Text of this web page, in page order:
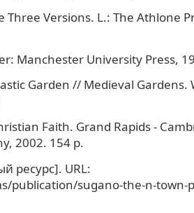
Three Versions. L.: The Athlone
Manchester University Press,
Garden // Medieval Gardens.
Faith. Grand Rapids -
2002. 154 p.
ресурс]. URL:
publication/sugano-the-n-town-